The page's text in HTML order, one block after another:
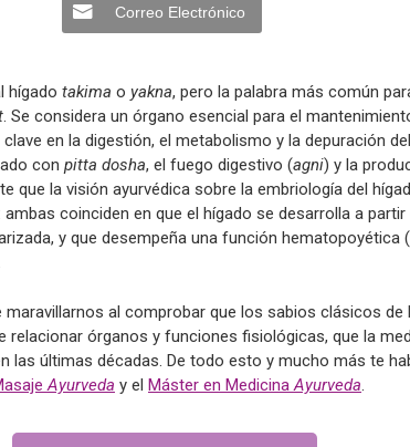
Correo Electrónico
hígado takima o yakna, pero la palabra más común
. Se considera un órgano esencial para el
en la digestión, el metabolismo y la depuración
con pitta dosha, el fuego digestivo (agni) y la
que la visión ayurvédica sobre la embriología del
coinciden en que el hígado se desarrolla a partir
y que desempeña una función hematopoyética
maravillarnos al comprobar que los sabios clásicos de
relacionar órganos y funciones fisiológicas, que la
las últimas décadas. De todo esto y mucho más te
Ayurveda y el Máster en MedicinaAyurveda.